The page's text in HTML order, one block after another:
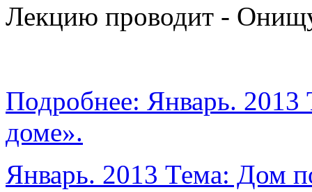
Лекцию проводит -
Подробнее: Январь. 2013
доме».
Январь. 2013 Тема: Дом